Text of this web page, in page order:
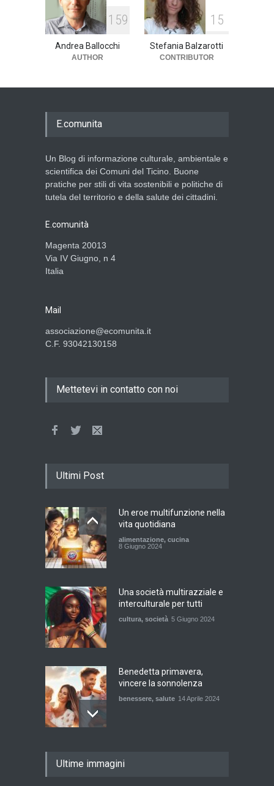
159
Andrea Ballocchi
AUTHOR
15
Stefania Balzarotti
CONTRIBUTOR
E.comunita
Un Blog di informazione culturale, ambientale e
scientifica dei Comuni del Ticino. Buone
pratiche per stili di vita sostenibili e politiche di
tutela del territorio e della salute dei cittadini.
E.comunità
Magenta 20013
Via IV Giugno, n 4
Italia
Mail
associazione@ecomunita.it
C.F. 93042130158
Mettetevi in contatto con noi
Ultimi Post
Un eroe multifunzione nella
vita quotidiana
alimentazione, cucina
8 Giugno 2024
Una società multirazziale e
interculturale per tutti
cultura, società 5 Giugno 2024
Benedetta primavera,
vincere la sonnolenza
benessere, salute 14 Aprile 2024
una vera amicizia
Ultime immagini